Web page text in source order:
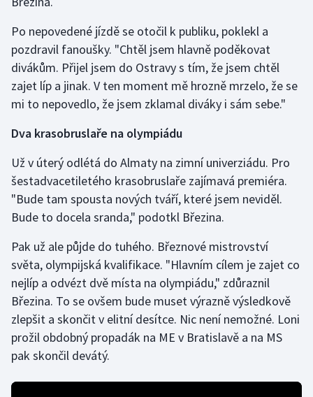
Po nepovedené jízdě se otočil k publiku, poklekl a
pozdravil fanoušky. "Chtěl jsem hlavně poděkovat
divákům. Přijel jsem do Ostravy s tím, že jsem chtěl
zajet líp a jinak. V ten moment mě hrozně mrzelo, že se
mi to nepovedlo, že jsem zklamal diváky i sám sebe."
Dva krasobruslaře na olympiádu
Už v úterý odlétá do Almaty na zimní univerziádu. Pro
šestadvacetiletého krasobruslaře zajímavá premiéra.
"Bude tam spousta nových tváří, které jsem neviděl.
Bude to docela sranda," podotkl Březina.
Pak už ale půjde do tuhého. Březnové mistrovství
světa, olympijská kvalifikace. "Hlavním cílem je zajet co
nejlíp a odvézt dvě místa na olympiádu," zdůraznil
Březina. To se ovšem bude muset výrazně výsledkově
zlepšit a skončit v elitní desítce. Nic není nemožné. Loni
prožil obdobný propadák na ME v Bratislavě a na MS
pak skončil devátý.